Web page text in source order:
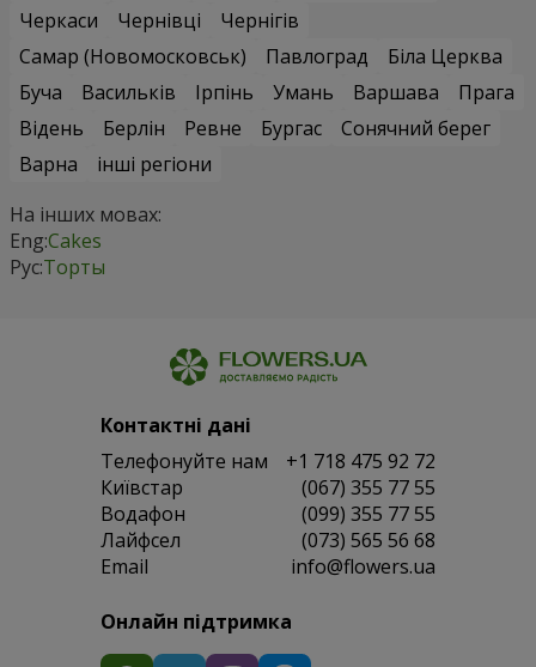
Черкаси
Чернівці
Чернігів
Самар (Новомосковськ)
Павлоград
Біла Церква
Буча
Васильків Ірпінь Умань Варшава
Прага
Відень
Берлін Ревне Бургас
Сонячний берег
Варна
інші регіони
На інших мовах:
Eng:Cakes
Рус:Торты
Контактні дані
Телефонуйте нам
+1 718 475 92 72
Київстар
(067) 355 77 55
Водафон
(099) 355 77 55
Лайфсел
(073) 565 56 68
Email
info@flowers.ua
Онлайн підтримка